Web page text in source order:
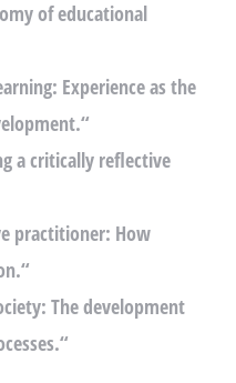
of educational
Experience as the
a critically reflective
practitioner: How
The development